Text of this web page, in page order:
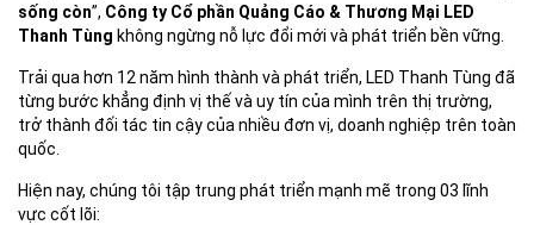
sống còn”, Công ty Cổ phần Quảng Cáo & Thương Mại LED
Thanh Tùng không ngừng nỗ lực đổi mới và phát triển bền vững.
Trải qua hơn 12 năm hình thành và phát triển, LED Thanh Tùng đã
từng bước khẳng định vị thế và uy tín của mình trên thị trường,
trở thành đối tác tin cậy của nhiều đơn vị, doanh nghiệp trên toàn
quốc.
Hiện nay, chúng tôi tập trung phát triển mạnh mẽ trong 03 lĩnh
vực cốt lõi: